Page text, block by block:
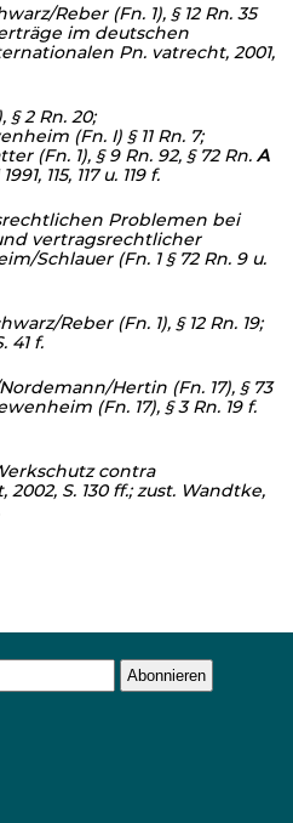
Reber (Fn. 1), § 12 Rn. 35
im deutschen
Pn. vatrecht, 2001,
§ 2 Rn. 20;
(Fn. I) § 11 Rn. 7;
(Fn. 1), § 9 Rn. 92, § 72 Rn. A
115, 117 u. 119 f.
Problemen bei
vertragsrechtlicher
Schlauer (Fn. 1 § 72 Rn. 9 u.
Reber (Fn. 1), § 12 Rn. 19;
41 f.
Hertin (Fn. 17), § 73
(Fn. 17), § 3 Rn. 19 f.
contra
S. 130 ff.; zust. Wandtke,